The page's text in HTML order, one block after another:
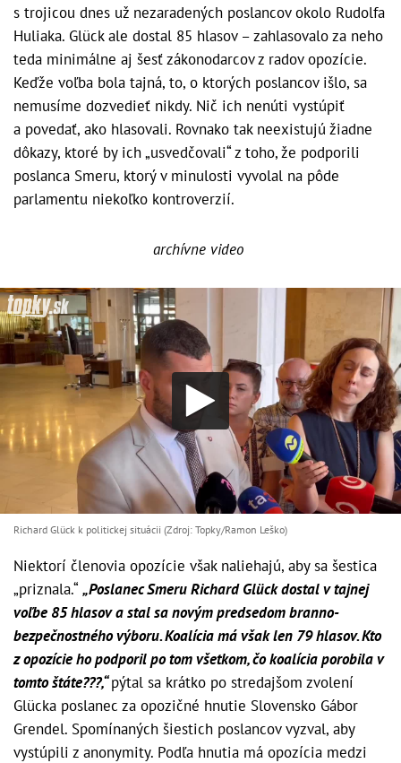
s trojicou dnes už nezaradených poslancov okolo Rudolfa
Huliaka. Glück ale dostal 85 hlasov – zahlasovalo za neho
teda minimálne aj šesť zákonodarcov z radov opozície.
Keďže voľba bola tajná, to, o ktorých poslancov išlo, sa
nemusíme dozvedieť nikdy. Nič ich nenúti vystúpiť
a povedať, ako hlasovali. Rovnako tak neexistujú žiadne
dôkazy, ktoré by ich „usvedčovali“ z toho, že podporili
poslanca Smeru, ktorý v minulosti vyvolal na pôde
parlamentu niekoľko kontroverzií.
archívne video
Richard Glück k politickej situácii (Zdroj: Topky/Ramon Leško)
Niektorí členovia opozície však naliehajú, aby sa šestica
„priznala.“ „Poslanec Smeru Richard Glück dostal v tajnej
voľbe 85 hlasov a stal sa novým predsedom branno-
bezpečnostného výboru. Koalícia má však len 79 hlasov. Kto
z opozície ho podporil po tom všetkom, čo koalícia porobila v
tomto štáte???,“pýtal sa krátko po stredajšom zvolení
Glücka poslanec za opozičné hnutie Slovensko Gábor
Grendel. Spomínaných šiestich poslancov vyzval, aby
vystúpili z anonymity. Podľa hnutia má opozícia medzi